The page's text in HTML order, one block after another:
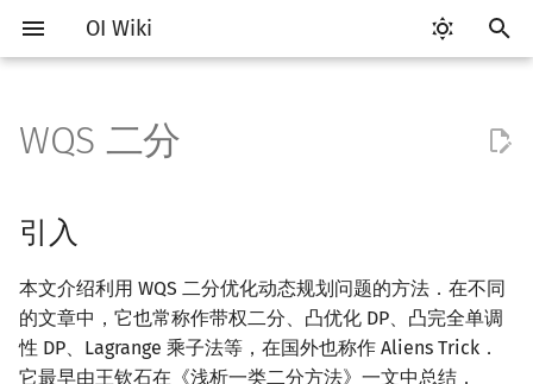
OI Wiki
化
搜
索
引
Getting Started
关于本项目
如何参与
OI Wiki 不是什么
比赛相关简介
赛事
题型
学习路线
常见错误
常见技巧
工具软件简介
代码编辑工具
VS Code
Atom
评测工具 Cena
CCR Plus
命令行
Generator
Validator
语言基础简介
C++ 基础
变量
运算
C++ 标准库 STL 算法
bitset
C++ 进阶
值类别
重载运算符
算法基础简介
复杂度
枚举
模拟
冒泡排序
插入排序
搜索部分简介
DFS（搜索）
BFS（搜索）
双向搜索
引入
传统方法
几何直观
共线情形的处理
字符串部分简介
字符串基础
标准库
字符串匹配
数学部分简介
布尔代数
数字系统 平衡三进制
格雷码
位操作
素数
最大公约数
快速傅里叶变换
快速数论变换
容斥原理
斐波那契数列
内积和外积
矩阵
环论
域论
随机变量
随机变量的数字特征
零和游戏
非公平组合游戏
高斯消元
牛顿迭代法
数据结构部分简介
栈
队列
链表
配对堆
左偏树
块状链表
树分块
李超线段树
猫树
Splay 树
WBLT
可持久化块状数组
可持久化平衡树
线段树套平衡树
树状数组套权值线段树
Euler Tour Tree
Top Tree
图论部分简介
图论相关概念
图的存储
DFS（图论）
树的中心
树的重心
k 短路
同余最短路
最小直径生成树
割点和桥
圆方树
最小割
费用流
二分图最大权匹配
一般图最大匹配
计算几何部分简介
二维计算几何基础
三维计算几何基础
距离
杂项简介
离散化
双指针
离线算法
整体二分
莫队算法
爬山算法
模拟退火
RMQ
并查集应用
括号序列
线段树与离线询问
WQS 二分
引入
本文介绍利用 WQS 二分优化动态规划问题的方法．在不同
的文章中，它也常称作带权二分、凸优化 DP、凸完全单调
性 DP、Lagrange 乘子法等，在国外也称作 Aliens Trick．
它最早由王钦石在《浅析一类二分方法》一文中总结．